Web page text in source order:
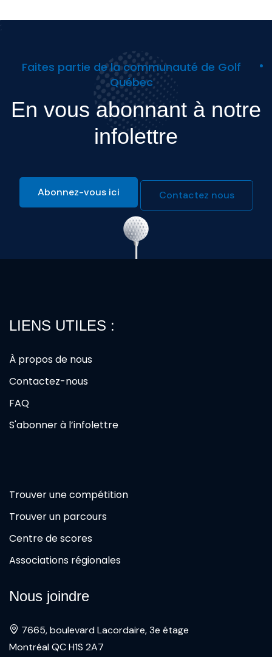
Faites partie de la communauté de Golf
Québec
En vous abonnant à notre
infolettre
Abonnez-vous ici Contactez nous
LIENS UTILES :
À propos de nous
Contactez-nous
FAQ
S'abonner à l’infolettre
Trouver une compétition
Trouver un parcours
Centre de scores
Associations régionales
Nous joindre
7665, boulevard Lacordaire, 3e étage
Montréal QC H1S 2A7